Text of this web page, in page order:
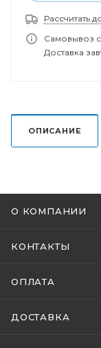
Рассчитать
Самовывоз
Доставка
ОПИСАНИЕ
О КОМПАНИИ
КОНТАКТЫ
ОПЛАТА
ДОСТАВКА
В